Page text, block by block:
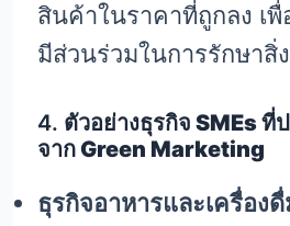
สินค้าในราคาที่ถูกลง เ
มีส่วนร่วมในการรักษาสิ่
4. ตัวอย่างธุรกิจ SMEs ที่
จาก Green Marketing
ธุรกิจอาหารและเครื่องดื่